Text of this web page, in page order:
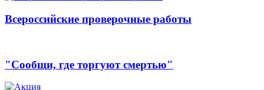
Всероссийские проверочные работы
"Сообщи, где торгуют смертью"